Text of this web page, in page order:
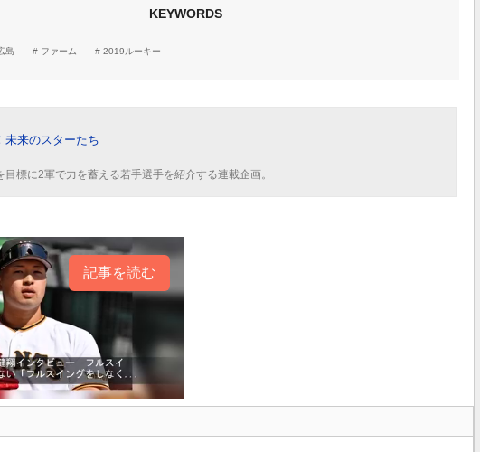
KEYWORDS
島 ファーム 2019ルーキー
未来のスターたち
目標に2軍で力を蓄える若手選手を紹介する連載企画。
記事を読む